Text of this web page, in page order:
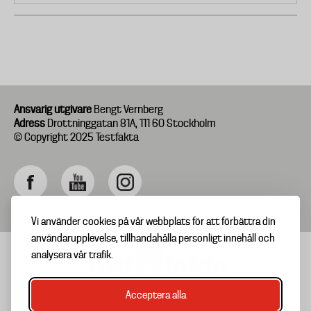
Vi använder cookies på vår webbplats för att förbättra din
användarupplevelse, tillhandahålla personligt innehåll och
analysera vår trafik.
Acceptera alla
Ansvarig utgivare Bengt Vernberg
Adress Drottninggatan 81A, 111 60 Stockholm
© Copyright 2025 Testfakta
TIPSA OSS